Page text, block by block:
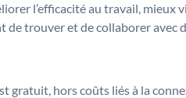
l’efficacité au travail, mieux
de trouver et de collaborer avec
gratuit, hors coûts liés à la